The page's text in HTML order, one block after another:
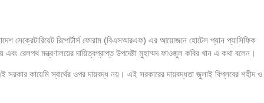
সেক্রেটারিয়েট রিপোর্টার্স ফোরাম (বিএসআরএফ) এর আয়োজনে হোটেল প্যান প্যাসিফিক
রেলপথ মন্ত্রণালয়ের দায়িত্বপ্রাপ্ত উপদেষ্টা মুহাম্মদ ফাওজুল কবির খান এ কথা বলেন।
কায়েমি স্বার্থের ওপর দায়বদ্ধ নয়। এই সরকারের দায়বদ্ধতা জুলাই বিপ্লবের শহীদ ও